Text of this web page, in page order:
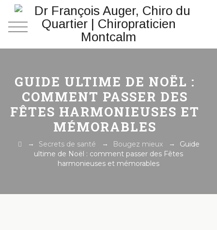
GUIDE ULTIME DE NOËL :
COMMENT PASSER DES
FÊTES HARMONIEUSES ET
MÉMORABLES
→ Secrets de santé → Bougez mieux→
Guide
ultime de Noël : comment passer des Fêtes
harmonieuses et mémorables